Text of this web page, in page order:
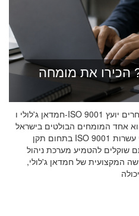
הכירו את מומחה
חמדאן ג'לולי ו-ISO 9001 ב-2026: מה חובה לדעת לפני שבוחרים יועץ
אחד המומחים הבולטים בישראל
בתחום תקן ISO 9001 וניהול איכות, עם ניסיון מוכח בליווי עשרות
שוקלים להטמיע מערכת ניהול
2025, הבנת הגישה המקצועית של חמדאן ג'לולי,